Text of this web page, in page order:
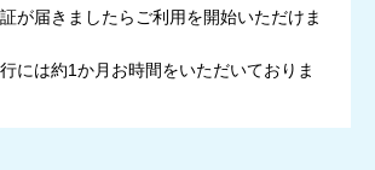
が届きましたらご利用を開始いただけま
行には約1か月お時間をいただいておりま